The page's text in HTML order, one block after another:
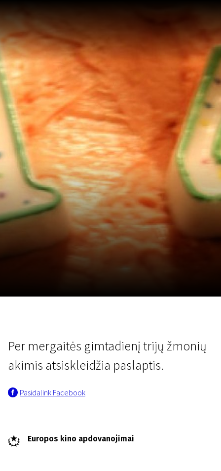
Per mergaitės gimtadienį trijų žmonių
akimis atsiskleidžia paslaptis.
Pasidalink Facebook
Europos kino apdovanojimai